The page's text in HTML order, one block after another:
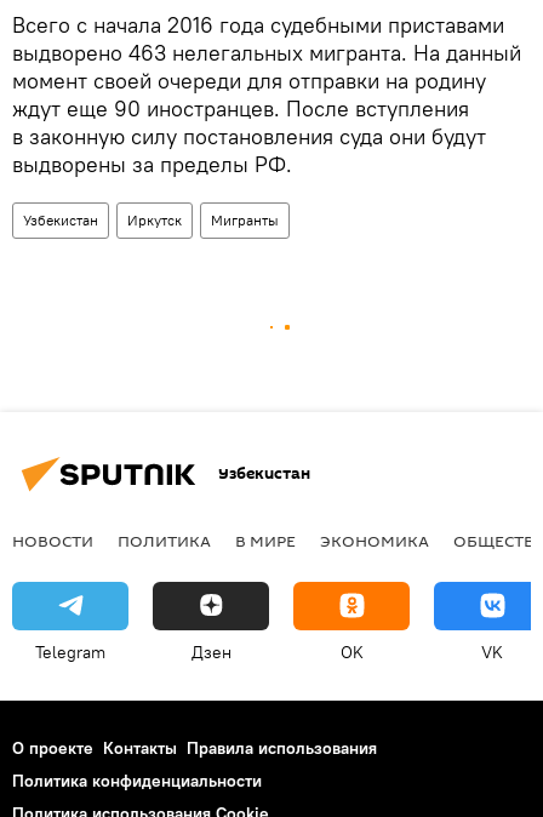
Всего с начала 2016 года судебными приставами
выдворено 463 нелегальных мигранта. На данный
момент своей очереди для отправки на родину
ждут еще 90 иностранцев. После вступления
в законную силу постановления суда они будут
выдворены за пределы РФ.
Узбекистан Иркутск Мигранты
Узбекистан
НОВОСТИ ПОЛИТИКА В МИРЕ ЭКОНОМИКА
Telegram Дзен OK VK
О проекте Контакты Правила использования
Политика конфиденциальности